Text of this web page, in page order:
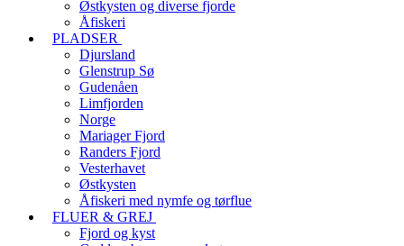
Østkysten og diverse fjorde
Åfiskeri
PLADSER
Djursland
Glenstrup Sø
Gudenåen
Limfjorden
Norge
Mariager Fjord
Randers Fjord
Vesterhavet
Østkysten
Åfiskeri med nymfe og tørflue
FLUER & GREJ
Fjord og kyst